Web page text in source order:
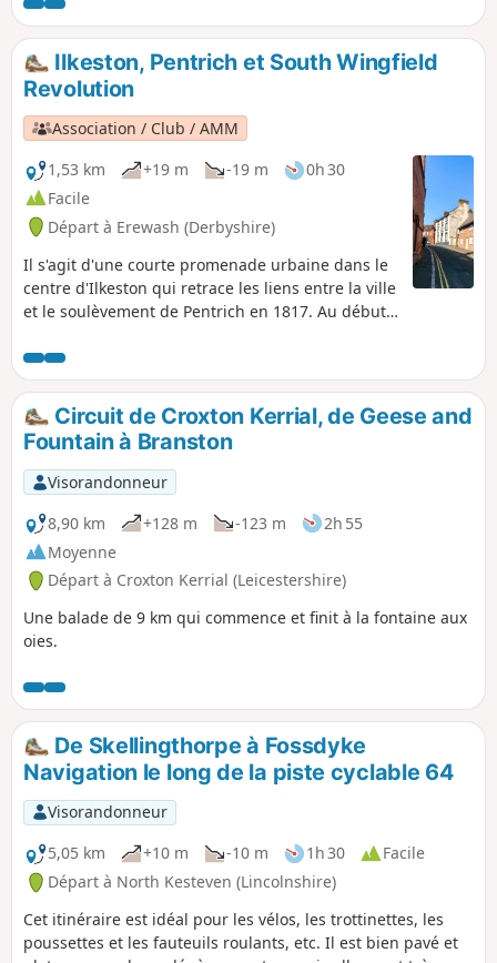
variantes intégrant d'autres itinéraires, notamment le
Pleasley Country Park.
Ilkeston, Pentrich et South Wingfield
Revolution
Association / Club / AMM
1,53 km
+19 m -19 m
0h 30
Facile
Départ à Erewash (Derbyshire)
Il s'agit d'une courte promenade urbaine dans le
centre d'Ilkeston qui retrace les liens entre la ville
et le soulèvement de Pentrich en 1817. Au début
000 habitants. William Felkin, né ici en 1795,
tricoteur ou bonnetier, est devenu maire de
Nottingham et historien respecté. Il se souvenait
que « les rues étaient sales et non pavées » et «
notait la misère sordide de leurs habitations »,
dont beaucoup « n'étaient guère mieux que des
cabanes, à l'intérieur comme à l'extérieur ».Il
s'agit de la promenade n° 23 des promenades de
la révolution de Pentrich.
Circuit de Croxton Kerrial, de Geese and
Fountain à Branston
Visorandonneur
8,90 km
+128 m -123 m
2h 55
Moyenne
Départ à Croxton Kerrial (Leicestershire)
Une balade de 9 km qui commence et finit à la fontaine aux
oies.
De Skellingthorpe à Fossdyke
Navigation le long de la piste cyclable 64
Visorandonneur
5,05 km
+10 m -10 m 1h 30
Facile
Départ à North Kesteven (Lincolnshire)
Cet itinéraire est idéal pour les vélos, les trottinettes, les
poussettes et les fauteuils roulants, etc. Il est bien pavé et